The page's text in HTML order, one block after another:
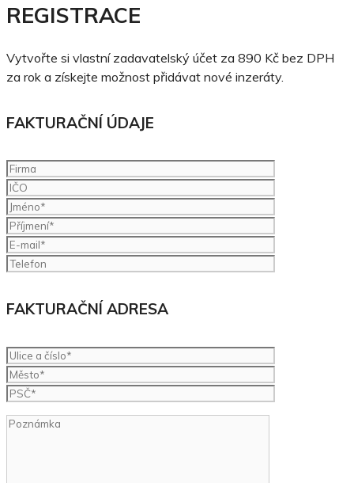
REGISTRACE
Vytvořte si vlastní zadavatelský účet za 890 Kč bez DPH
za rok a získejte možnost přidávat nové inzeráty.
FAKTURAČNÍ ÚDAJE
FAKTURAČNÍ ADRESA